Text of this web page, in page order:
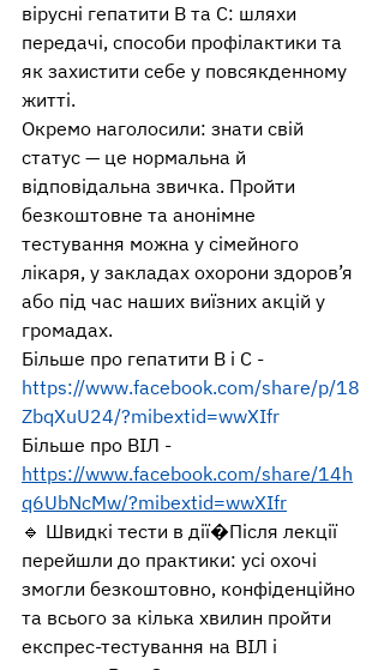
вірусні гепатити B та C: шляхи
передачі, способи профілактики та
як захистити себе у повсякденному
житті.
Окремо наголосили: знати свій
статус — це нормальна й
відповідальна звичка. Пройти
безкоштовне та анонімне
тестування можна у сімейного
лікаря, у закладах охорони здоров’я
або під час наших виїзних акцій у
громадах.
Більше про гепатити В і С -
https://www.facebook.com/share/p/18
ZbqXuU24/?mibextid=wwXIfr
Більше про ВІЛ -
https://www.facebook.com/share/14h
q6UbNcMw/?mibextid=wwXIfr
🔹 Швидкі тести в дії�Після лекції
перейшли до практики: усі охочі
змогли безкоштовно, конфіденційно
та всього за кілька хвилин пройти
експрес-тестування на ВІЛ і